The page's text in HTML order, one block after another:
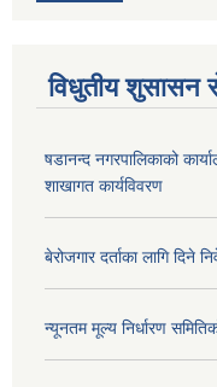
विधुतीय शुसासन
षडानन्द नगरपालिकाको
शाखागत कार्यविवरण
बेरोजगार दर्ताका लागि दिने
न्यूनतम मूल्य निर्धारण